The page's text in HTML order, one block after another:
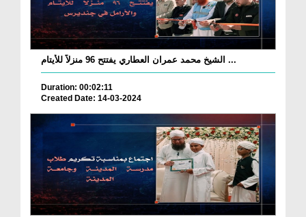
الشيخ محمد عمران العطاري يفتتح 96 منزلاً للأيتام ...
Duration: 00:02:11
Created Date: 14-03-2024